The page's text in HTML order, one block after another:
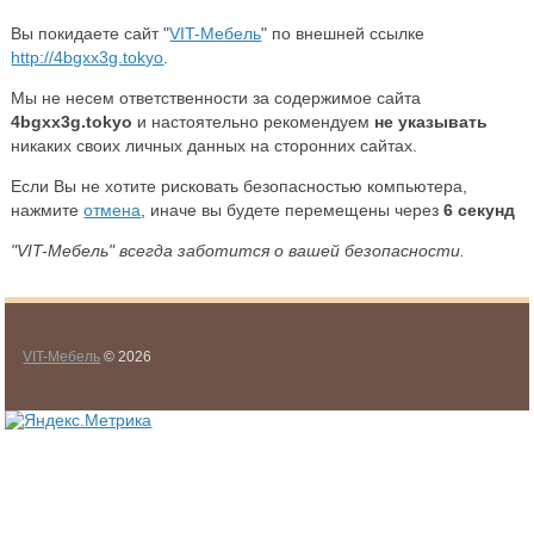
Вы покидаете сайт "VIT-Мебель" по внешней ссылке
http://4bgxx3g.tokyo
Мы не несем ответственности за содержимое сайта
4bgxx3g.tokyo и настоятельно рекомендуем не указывать
никаких своих личных данных на сторонних сайтах.
Если Вы не хотите рисковать безопасностью компьютера,
нажмитеотмена , иначе вы будете перемещены через6 секунд
"VIT-Мебель" всегда заботится о вашей безопасности.
VIT-Мебель © 2026